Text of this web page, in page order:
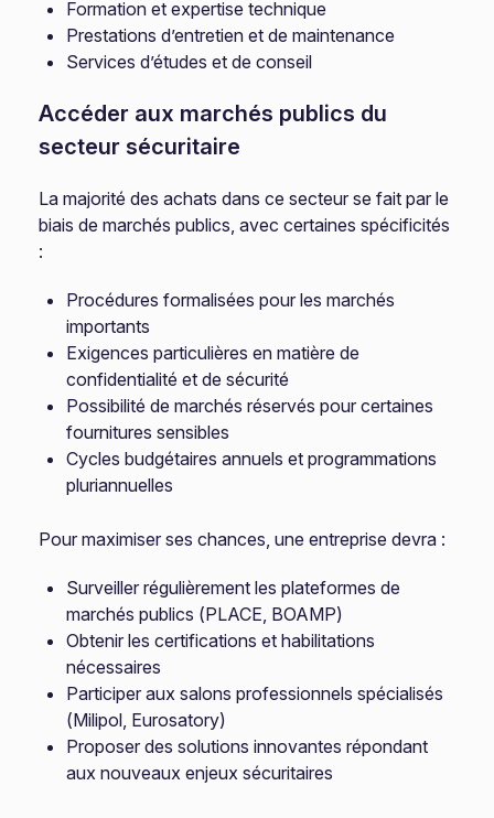
Formation et expertise technique
Prestations d’entretien et de maintenance
Services d’études et de conseil
Accéder aux marchés publics du
secteur sécuritaire
La majorité des achats dans ce secteur se fait par le
biais de marchés publics, avec certaines spécificités
:
Procédures formalisées pour les marchés
importants
Exigences particulières en matière de
confidentialité et de sécurité
Possibilité de marchés réservés pour certaines
fournitures sensibles
Cycles budgétaires annuels et programmations
pluriannuelles
Pour maximiser ses chances, une entreprise devra :
Surveiller régulièrement les plateformes de
marchés publics (PLACE, BOAMP)
Obtenir les certifications et habilitations
nécessaires
Participer aux salons professionnels spécialisés
(Milipol, Eurosatory)
Proposer des solutions innovantes répondant
aux nouveaux enjeux sécuritaires